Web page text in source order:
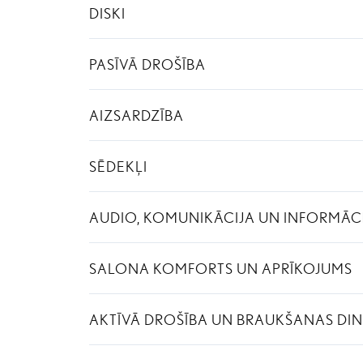
DISKI
PASĪVĀ DROŠĪBA
AIZSARDZĪBA
SĒDEKĻI
AUDIO, KOMUNIKĀCIJA UN
SALONA KOMFORTS UN APRĪKOJUMS
AKTĪVĀ DROŠĪBA UN BRAUKŠANAS